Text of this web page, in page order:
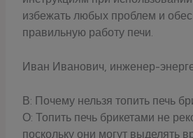
избежать любых проблем и
правильную работу печи.
Иван Иванович, инженер-
В: Почему нельзя топить печь
О: Топить печь брикетами не
поскольку они могут выделять